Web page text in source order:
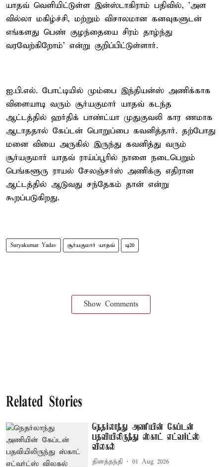
யாதவ் வெளியிட்டுள்ள இன்ஸ்டாகிராம் பதிவில், 'அள
வில்லா மகிழ்ச்சி, மற்றும் விசாலமான கனவுகளுடன்
எங்களது பெண் குழந்தையை சிரம் தாழ்ந்து
வரவேற்கிறோம்' என்று குறிப்பிட்டுள்ளார்.
ஐ.பி.எல். போட்டியில் மும்பை இந்தியன்ஸ் அணிக்காக
விளையாடி வரும் சூர்யகுமார் யாதவ் கடந்த
ஆட்டத்தில் ஹர்திக் பாண்ட்யா முதுகுவலி கார ணமாக
ஆடாததால் கேப்டன் பொறுப்பை கவனித்தார். தற்போது
மனை வியை அருகில் இருந்து கவனித்து வரும்
சூர்யகுமார் யாதவ் ராய்ப்பூரில் நாளை நடைபெறும்
பெங்களூரு ராயல் சேலஞ்சர்ஸ் அணிக்கு எதிரான
ஆட்டத்தில் ஆடுவது சந்தேகம் தான் என்று
கூறப்படுகிறது.
Suryakumar Yadav சூர்யகுமார் யாதவ் டி20
Show Comments
Related Stories
நெதர்லாந்து அணியின் கேப்டன்
பதவியிலிருந்து ஸ்காட் எட்வர்ட்ஸ்
விலகல்
தினத்தந்தி 01 Aug 2026